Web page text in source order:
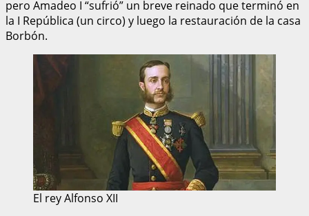
pero Amadeo I “sufrió” un breve reinado que terminó en
la I República (un circo) y luego la restauración de la casa
Borbón.
El rey Alfonso XII